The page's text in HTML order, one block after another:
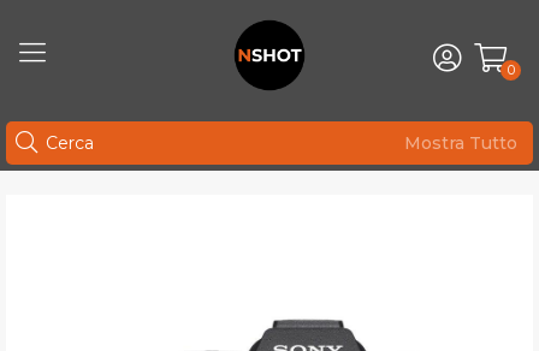
0
Mostra Tutto